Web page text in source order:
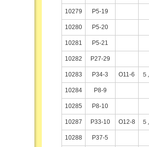
10279 P5-19
10280 P5-20
10281 P5-21
10282 P27-29
10283 P34-3 O11-6
10284 P8-9
10285 P8-10
10287 P33-10 O12-8
10288 P37-5